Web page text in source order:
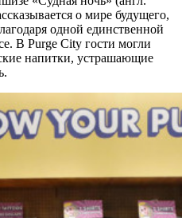
о мире будущего,
одной единственной
В Purge City гости могли
напитки, устрашающие